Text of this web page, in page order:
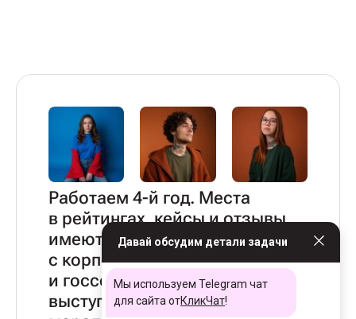
Работаем 4-й год. Места
в рейтингах, кейсы и отзывы
имеются, работаем
с корпорациями, бизнесом
и госсектором, пишем тексты,
выступаем на профильных
Давай обсудим детали задачи
Мы используем Telegram чат
для сайта отКликЧат!